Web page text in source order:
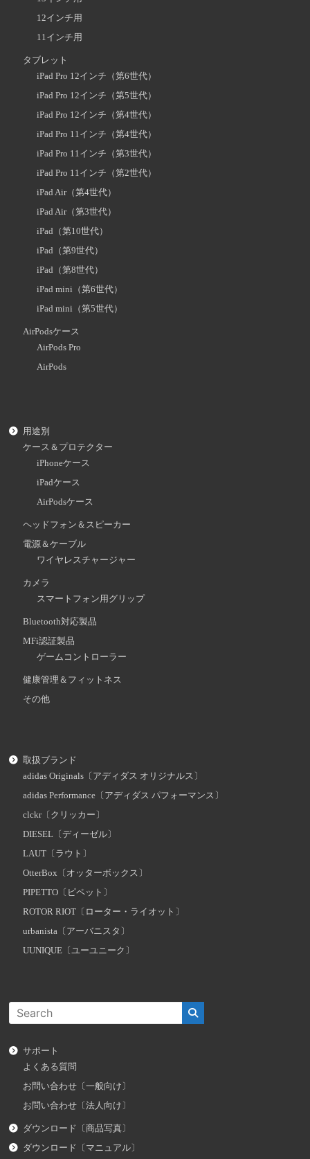
12インチ用
11インチ用
タブレット
iPad Pro 12インチ（第6世代）
iPad Pro 12インチ（第5世代）
iPad Pro 12インチ（第4世代）
iPad Pro 11インチ（第4世代）
iPad Pro 11インチ（第3世代）
iPad Pro 11インチ（第2世代）
iPad Air（第4世代）
iPad Air（第3世代）
iPad（第10世代）
iPad（第9世代）
iPad（第8世代）
iPad mini（第6世代）
iPad mini（第5世代）
AirPodsケース
AirPods Pro
AirPods
用途別
ケース＆プロテクター
iPhoneケース
iPadケース
AirPodsケース
ヘッドフォン＆スピーカー
電源＆ケーブル
ワイヤレスチャージャー
カメラ
スマートフォン用グリップ
Bluetooth対応製品
MFi認証製品
ゲームコントローラー
健康管理＆フィットネス
その他
取扱ブランド
adidas Originals〔アディダス オリジナルス〕
adidas Performance〔アディダス パフォーマンス〕
clckr〔クリッカー〕
DIESEL〔ディーゼル〕
LAUT〔ラウト〕
OtterBox〔オッターボックス〕
PIPETTO〔ピペット〕
ROTOR RIOT〔ローター・ライオット〕
urbanista〔アーバニスタ〕
UUNIQUE〔ユーユニーク〕
サポート
よくある質問
お問い合わせ〔一般向け〕
お問い合わせ〔法人向け〕
ダウンロード〔商品写真〕
ダウンロード〔マニュアル〕